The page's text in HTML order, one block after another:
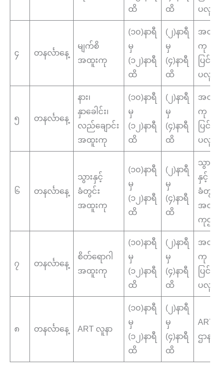
ထိ
ထိ
ပလူနာ
၄ တနင်္လာနေ့
မျက်စိ
အထူးကု
(၁၀)နာရီ
မှ
(၁၂)နာရီ
ထိ
(၂)နာရီ
မှ
(၄)နာရီ
ထိ
အထူး
ကု
ပြင်
ပလူနာ
၅ တနင်္လာနေ့
နား၊
နှာခေါင်း၊
လည်ချောင်း
အထူးကု
(၁၀)နာရီ
မှ
(၁၂)နာရီ
ထိ
(၂)နာရီ
မှ
(၄)နာရီ
ထိ
အထူး
ကု
ပြင်
ပလူနာ
၆ တနင်္လာနေ့
သွားနှင့်
ခံတွင်း
အထူးကု
(၁၀)နာရီ
မှ
(၁၂)နာရီ
ထိ
(၂)နာရီ
မှ
(၄)နာရီ
ထိ
သွား
နှင့်
ခံတွင်
အထူး
ကုဌာန
၇ တနင်္လာနေ့
စိတ်ရောဂါ
အထူးကု
(၁၀)နာရီ
မှ
(၁၂)နာရီ
ထိ
(၂)နာရီ
မှ
(၄)နာရီ
ထိ
အထူး
ကု
ပြင်
ပလူနာ
၈ တနင်္လာနေ့ ART လူနာ
(၁၀)နာရီ
မှ
(၁၂)နာရီ
ထိ
(၂)နာရီ
မှ
(၄)နာရီ
ထိ
ART
ဌာန